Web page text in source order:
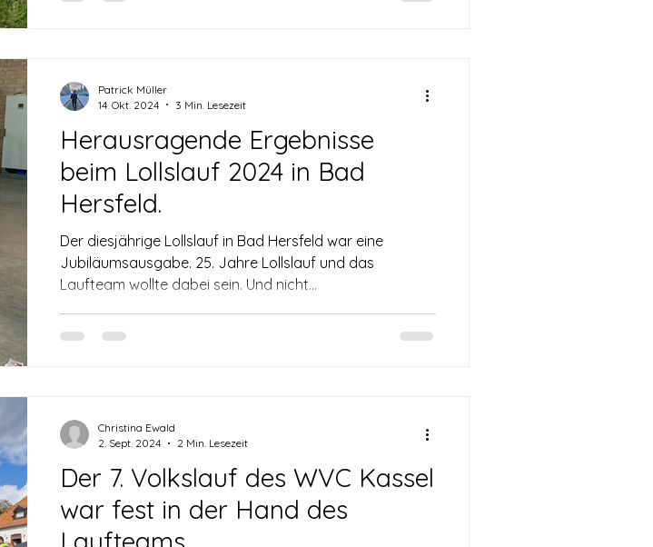
Herausragende Ergebnisse
beim Lollslauf 2024 in Bad
Hersfeld.
Der diesjährige Lollslauf in Bad Hersfeld war eine
Jubiläumsausgabe. 25. Jahre Lollslauf und das
Laufteam wollte dabei sein. Und nicht...
Patrick Müller
14. Okt. 2024
3 Min. Lesezeit
Der 7. Volkslauf des WVC Kassel
war fest in der Hand des
Christina Ewald
2. Sept. 2024
2 Min. Lesezeit